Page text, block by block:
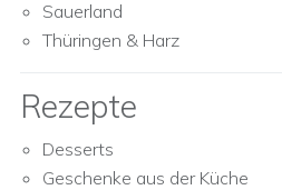
Sauerland
Thüringen & Harz
Rezepte
Desserts
Geschenke aus der Küche